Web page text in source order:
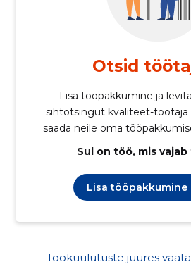
Otsid
Lisa tööpakkumine ja
sihtotsingut kvaliteet-töötaja
saada neile oma
Sul on töö, mis
Lisa tööpakkumine
Töökuulutuste juures